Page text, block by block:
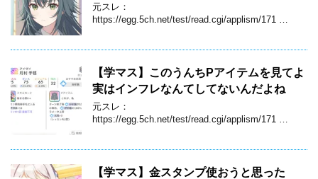
元スレ：
https://egg.5ch.net/test/read.cgi/applism/171 …
【学マス】このうんちPアイテムを見てよ
実はインフレなんてしてないんだよね
元スレ：
https://egg.5ch.net/test/read.cgi/applism/171 …
【学マス】金スタンプ使おうと思った